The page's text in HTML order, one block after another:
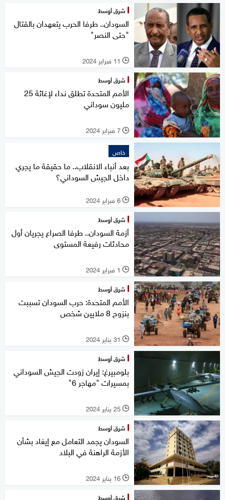
شرق أوسط
السودان.. طرفا الحرب يتعهدان بالقتال
"حتى النصر"
l 11 فبراير 2024
شرق أوسط
الأمم المتحدة تطلق نداء لإغاثة 25
مليون سوداني
l 7 فبراير 2024
خاص
بعد أنباء الانقلاب.. ما حقيقة ما يجري
داخل الجيش السوداني؟
l 6 فبراير 2024
شرق أوسط
أزمة السودان.. طرفا الصراع يجريان أول
محادثات رفيعة المستوى
l 1 فبراير 2024
شرق أوسط
الأمم المتحدة: حرب السودان تسببت
بنزوح 8 ملايين شخص
l 31 يناير 2024
شرق أوسط
بلومبيرغ: إيران زودت الجيش السوداني
بمسيرات "مهاجر 6"
l 25 يناير 2024
شرق أوسط
السودان يجمد التعامل مع إيغاد بشأن
الأزمة الراهنة في البلاد
l 16 يناير 2024
شرق أوسط